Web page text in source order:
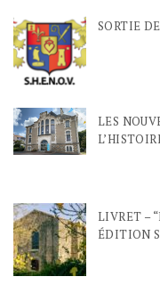
SORTIE
LES
LIVRET –
ÉDITION